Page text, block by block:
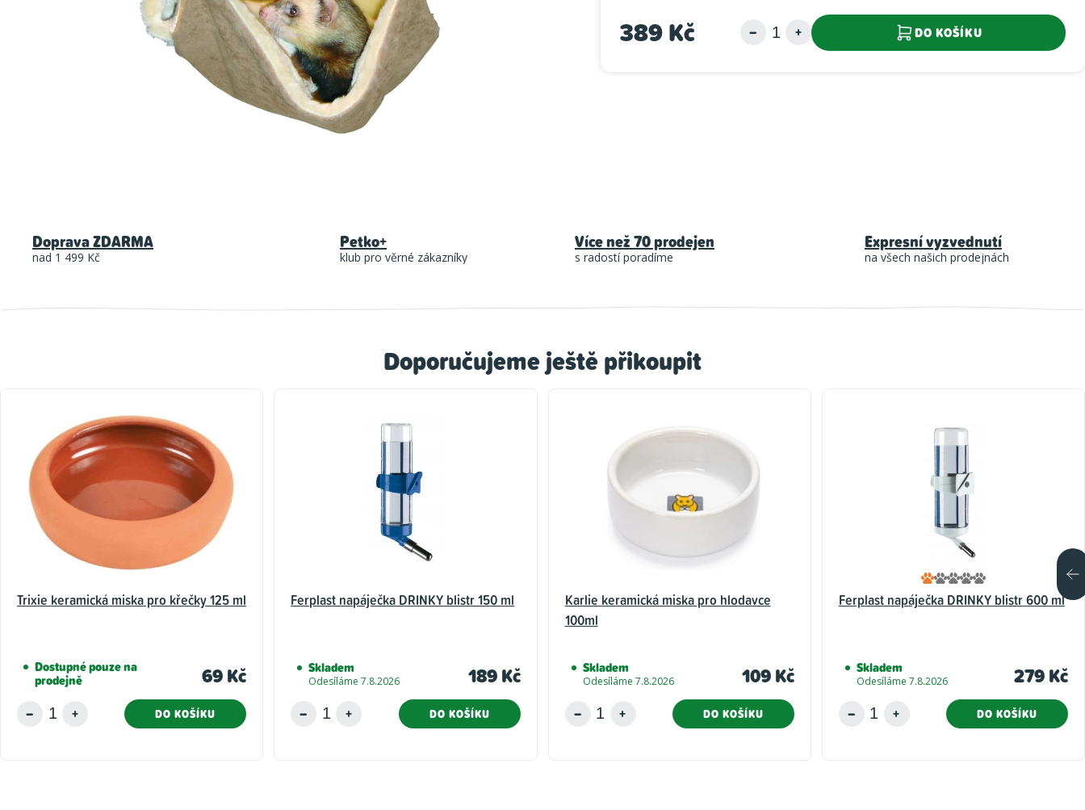
389 Kč DO KOŠÍKU
Doporučujeme ještě přikoupit
Trixie keramická miska pro křečky 125 ml
Dostupné pouze na
prodejně 69 Kč
DO KOŠÍKU
Ferplast napáječka DRINKY blistr 150 ml
Skladem
Odesíláme 7.8.2026 189 Kč
DO KOŠÍKU
Karlie keramická miska pro hlodavce
100ml
Skladem
Odesíláme 7.8.2026 109 Kč
DO KOŠÍKU
Ferplast napáječka DRINKY blistr 600 ml
Skladem
Odesíláme 7.8.2026 279 Kč
DO KOŠÍKU
Doprava ZDARMA
nad 1 499 Kč
Petko+
klub pro věrné zákazníky
Více než 70 prodejen
s radostí poradíme
Expresní vyzvednutí
na všech našich prodejnách